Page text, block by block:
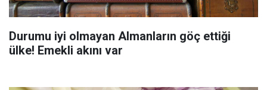
Durumu iyi olmayan Almanların göç ettiği
ülke! Emekli akını var